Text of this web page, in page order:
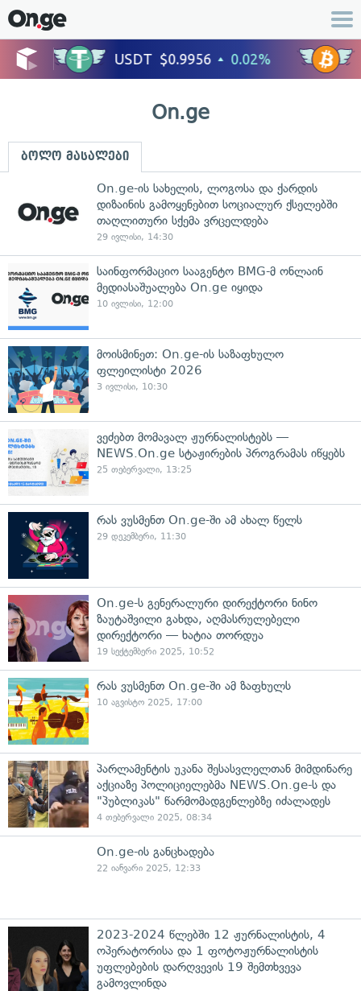
On.ge
ბოლო მასალები
On.ge-ის სახელის, ლოგოსა და ქარდის
დიზაინის გამოყენებით სოციალურ ქსელებში
თაღლითური სქემა ვრცელდება
29 ივლისი, 14:30
საინფორმაციო სააგენტო BMG-მ ონლაინ
მედიასაშუალება On.ge იყიდა
10 ივლისი, 12:00
მოისმინეთ: On.ge-ის საზაფხულო
ფლეილისტი 2026
3 ივლისი, 10:30
ვეძებთ მომავალ ჟურნალისტებს —
NEWS.On.ge სტაჟირების პროგრამას იწყებს
25 თებერვალი, 13:25
რას ვუსმენთ On.ge-ში ამ ახალ წელს
29 დეკემბერი, 11:30
On.ge-ს გენერალური დირექტორი ნინო
ზაუტაშვილი გახდა, აღმასრულებელი
დირექტორი — ხატია თორდუა
19 სექტემბერი 2025, 10:52
რას ვუსმენთ On.ge-ში ამ ზაფხულს
10 აგვისტო 2025, 17:00
პარლამენტის უკანა შესასვლელთან მიმდინარე
აქციაზე პოლიციელებმა NEWS.On.ge-ს და
"პუბლიკას" წარმომადგენლებზე იძალადეს
4 თებერვალი 2025, 08:34
On.ge-ის განცხადება
22 იანვარი 2025, 12:33
2023-2024 წლებში 12 ჟურნალისტის, 4
ოპერატორისა და 1 ფოტოჟურნალისტის
უფლებების დარღვევის 19 შემთხვევა
გამოვლინდა